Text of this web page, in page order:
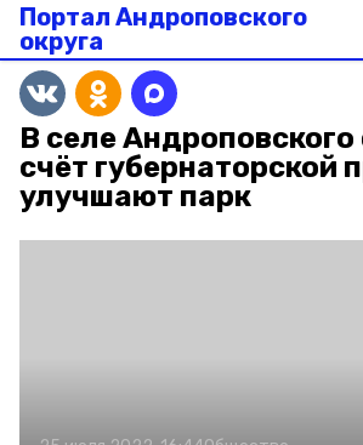
Портал Андроповского
округа
В селе Андроповского
счёт губернаторской
улучшают парк